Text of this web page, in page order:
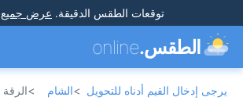
توقعات الطقس الدقيقة. عرض جميع
الطقس.online
يرجى إدخال القيم أدناه للتحويل >الشام >الرقة